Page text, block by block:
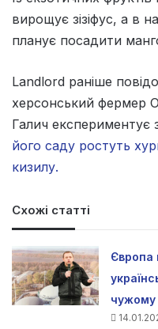
вирощує зізіфус, а в
планує посадити
Landlord раніше
херсонський фермер
Галич експериментує
його саду ростуть
кизилу.
Схожі статті
Європа
чужому